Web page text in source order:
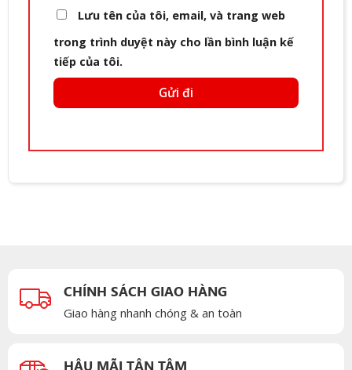
Lưu tên của tôi, email, và trang web
trong trình duyệt này cho lần bình luận kế
tiếp của tôi.
CHÍNH SÁCH GIAO HÀNG
Giao hàng nhanh chóng & an toàn
HẬU MÃI TẬN TÂM